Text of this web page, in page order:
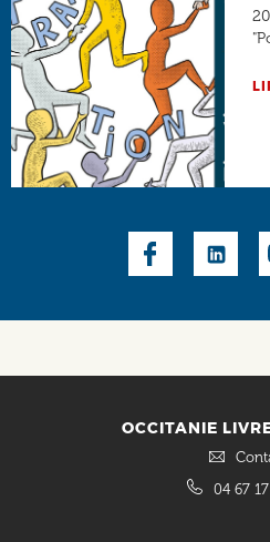
OCCITANIE
04 67